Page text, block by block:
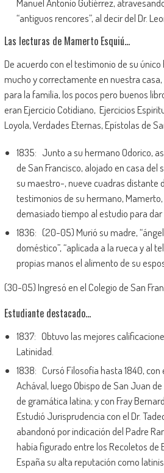
Manuel Antonio Gutiérrez,
“antiguos rencores”, al decir del Dr.
Las lecturas de Mamerto Esquiú…
De acuerdo con el testimonio de su único
mucho y correctamente en nuestra
para la familia, los pocos pero buenos
eran Ejercicio Cotidiano, Ejercicios
Loyola, Verdades Eternas, Epístolas de
1835: Junto a su hermano Odorico,
de San Francisco, alojado en casa
su maestro-, nueve cuadras distante
testimonios de su hermano,
demasiado tiempo al estudio para dar
1836: (20-05) Murió su madre,
doméstico”, “aplicada a la rueca y al
propias manos el alimento de su
(30-05) Ingresó en el Colegio de San
Estudiante destacado…
1837: Obtuvo las mejores
Latinidad.
1838: Cursó Filosofía hasta 1840,
Achával, luego Obispo de San Juan
de gramática latina; y con Fray
Estudió Jurisprudencia con el Dr.
abandonó por indicación del Padre
había figurado entre los Recoletos de
España su alta reputación como